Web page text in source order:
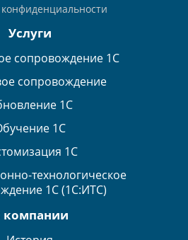
Услуги
сопровождение 1С
сопровождение
1С
1С
1С
технологическое
1С (1С:ИТС)
компании